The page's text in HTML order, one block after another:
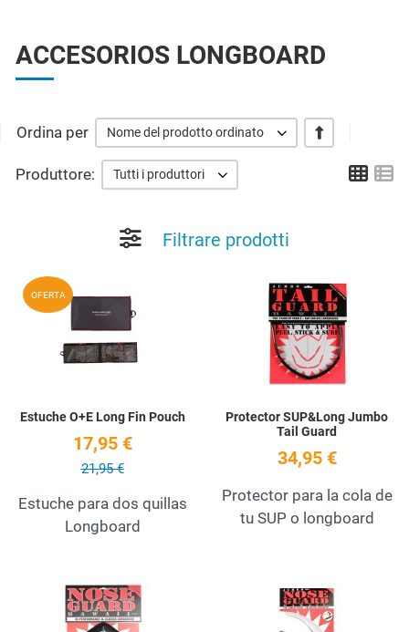
ACCESORIOS LONGBOARD
Ordina per Nome del prodotto ordinato +/-
Produttore: Tutti i produttori Grid
Filtrare prodotti
OFERTA Add to Wishlist
Quick View
Estuche O+E Long Fin Pouch
17,95 €
21,95 €
Estuche para dos quillas
Longboard
Protector SUP&Long Jumbo
Tail Guard
34,95 €
Protector para la cola de
tu SUP o longboard
Add to Wishlist